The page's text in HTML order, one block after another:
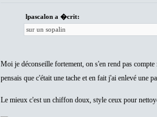
lpascalon a �crit:
sur un sopalin
Moi je déconseille fortement, on s'en rend pas
pensais que c'était une tache et en fait j'ai enlevé une
Le mieux c'est un chiffon doux, style ceux pour